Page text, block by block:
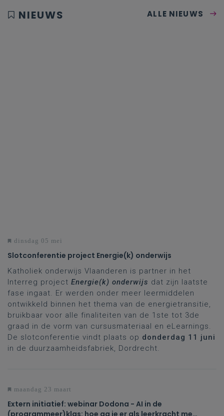
NIEUWS ALLE NIEUWS
dinsdag 05 mei
Slotconferentie project Energie(k) onderwijs
Katholiek onderwijs Vlaanderen is partner in het
Interreg project Energie(k) onderwijs dat zijn laatste
fase ingaat. Er werden onder meer leermiddelen
ontwikkeld binnen het thema van de energietransitie,
bruikbaar voor alle finaliteiten van de 1ste tot 3de
graad in de vorm van cursusmateriaal en eLearnings.
De slotconferentie vindt plaats op donderdag 11 juni
in de duurzaamheidsfabriek, Dordrecht.
maandag 23 maart
Extern initiatief: webinar Dodona - AI in de